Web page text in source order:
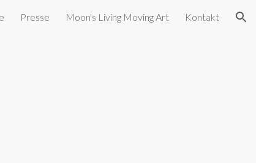
Presse Moon's Living Moving Art Kontakt